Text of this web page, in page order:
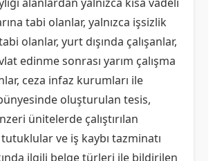
tabi olanlar, yalnızca işsizlik
olanlar, yurt dışında çalışanlar,
edinme sonrası yarım çalışma
ceza infaz kurumları ile
oluşturulan tesis,
ünitelerde çalıştırılan
ve iş kaybı tazminatı
ilgili belge türleri ile bildirilen